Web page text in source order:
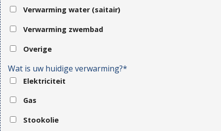
Verwarming water (saitair)
Verwarming zwembad
Overige
Wat is uw huidige verwarming?*
Elektriciteit
Gas
Stookolie